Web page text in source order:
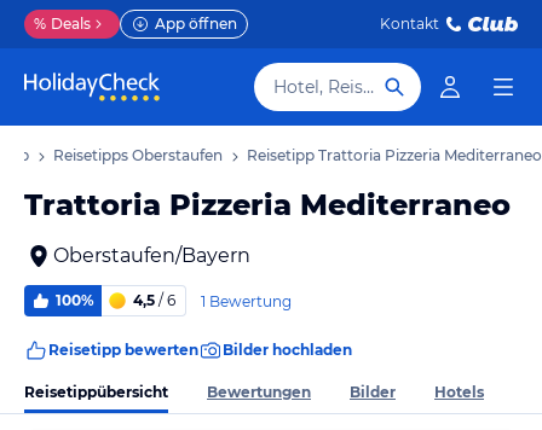
% Deals App öffnen Kontakt
Hotel, Reiseziel
Reisetipps Oberstaufen Reisetipp Trattoria Pizzeria Mediterraneo
Trattoria Pizzeria Mediterraneo
Oberstaufen/Bayern
100% 4,5 / 6 1 Bewertung
Reisetipp bewerten Bilder hochladen
Reisetippübersicht Bewertungen Bilder Hotels